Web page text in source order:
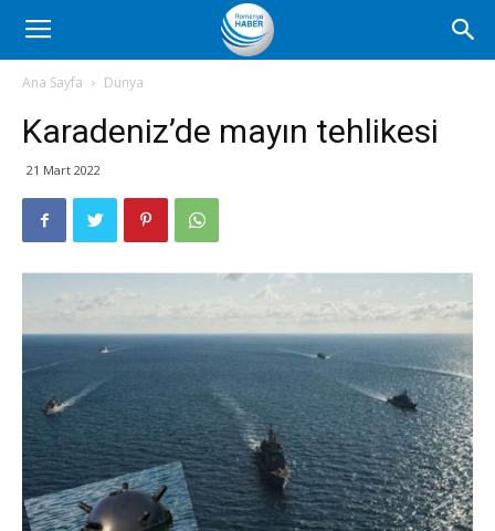
Romanya
Haber
Ana Sayfa Dünya
Karadeniz’de mayın tehlikesi
21 Mart 2022